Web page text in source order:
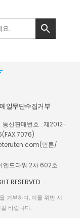

일무단수집거부
통신판매번호 : 제2012-
언론/
엔드타워 2차 602호
RESERVED
거부하며, 이를 위반 시
바랍니다.